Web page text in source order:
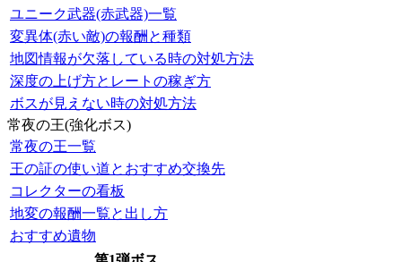
ユニーク武器(赤武器)一覧
変異体(赤い敵)の報酬と種類
地図情報が欠落している時の対処方法
深度の上げ方とレートの稼ぎ方
ボスが見えない時の対処方法
常夜の王(強化ボス)
常夜の王一覧
王の証の使い道とおすすめ交換先
コレクターの看板
地変の報酬一覧と出し方
おすすめ遺物